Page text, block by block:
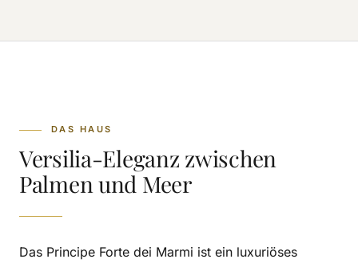
DAS HAUS
Versilia-Eleganz zwischen
Palmen und Meer
Das Principe Forte dei Marmi ist ein luxuriöses